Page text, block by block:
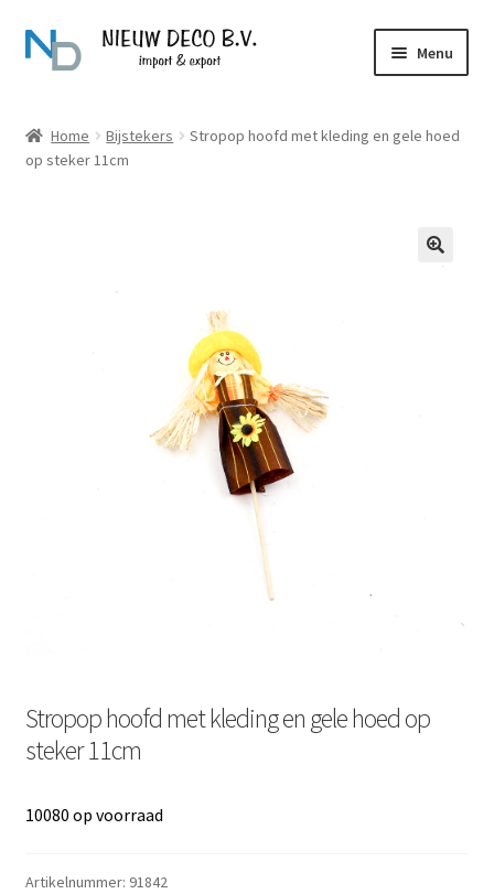
Ga
door
navigatie
Ga
naar
inhoud
Menu
Producten
Home Bijstekers
Stropop hoofd met kleding en gele hoed
op steker 11cm
Stropop hoofd met kleding en gele hoed op
steker 11cm
10080 op voorraad
Artikelnummer: 91842